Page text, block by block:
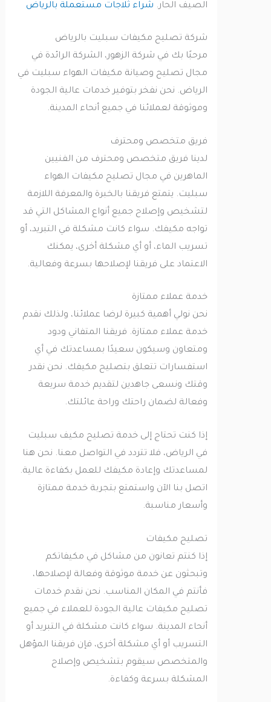
الصيف الحار.شراء ثلاجات مستعملة بالرياض
شركة تصليح مكيفات سبليت بالرياض
مرحبًا بك في شركة الزهور، الشركة الرائدة في
مجال تصليح وصيانة مكيفات الهواء سبليت في
الرياض. نحن نفخر بتوفير خدمات عالية الجودة
وموثوقة لعملائنا في جميع أنحاء المدينة.
فريق متخصص ومحترف
لدينا فريق متخصص ومحترف من الفنيين
الماهرين في مجال تصليح مكيفات الهواء
سبليت. يتمتع فريقنا بالخبرة والمعرفة اللازمة
لتشخيص وإصلاح جميع أنواع المشاكل التي قد
تواجه مكيفك. سواء كانت مشكلة في التبريد، أو
تسريب الماء، أو أي مشكلة أخرى، يمكنك
الاعتماد على فريقنا لإصلاحها بسرعة وفعالية.
خدمة عملاء ممتازة
نحن نولي أهمية كبيرة لرضا عملائنا، ولذلك نقدم
خدمة عملاء ممتازة. فريقنا المتفاني ودود
ومتعاون وسيكون سعيدًا بمساعدتك في أي
استفسارات تتعلق بتصليح مكيفك. نحن نقدر
وقتك ونسعى جاهدين لتقديم خدمة سريعة
وفعالة لضمان راحتك وراحة عائلتك.
إذا كنت تحتاج إلى خدمة تصليح مكيف سبليت
في الرياض، فلا تتردد في التواصل معنا. نحن هنا
لمساعدتك وإعادة مكيفك للعمل بكفاءة عالية.
اتصل بنا الآن واستمتع بتجربة خدمة ممتازة
وأسعار مناسبة.
تصليح مكيفات
إذا كنتم تعانون من مشاكل في مكيفاتكم
وتبحثون عن خدمة موثوقة وفعالة لإصلاحها،
فأنتم في المكان المناسب. نحن نقدم خدمات
تصليح مكيفات عالية الجودة للعملاء في جميع
أنحاء المدينة. سواء كانت مشكلة في التبريد أو
التسريب أو أي مشكلة أخرى، فإن فريقنا المؤهل
والمتخصص سيقوم بتشخيص وإصلاح
المشكلة بسرعة وكفاءة.